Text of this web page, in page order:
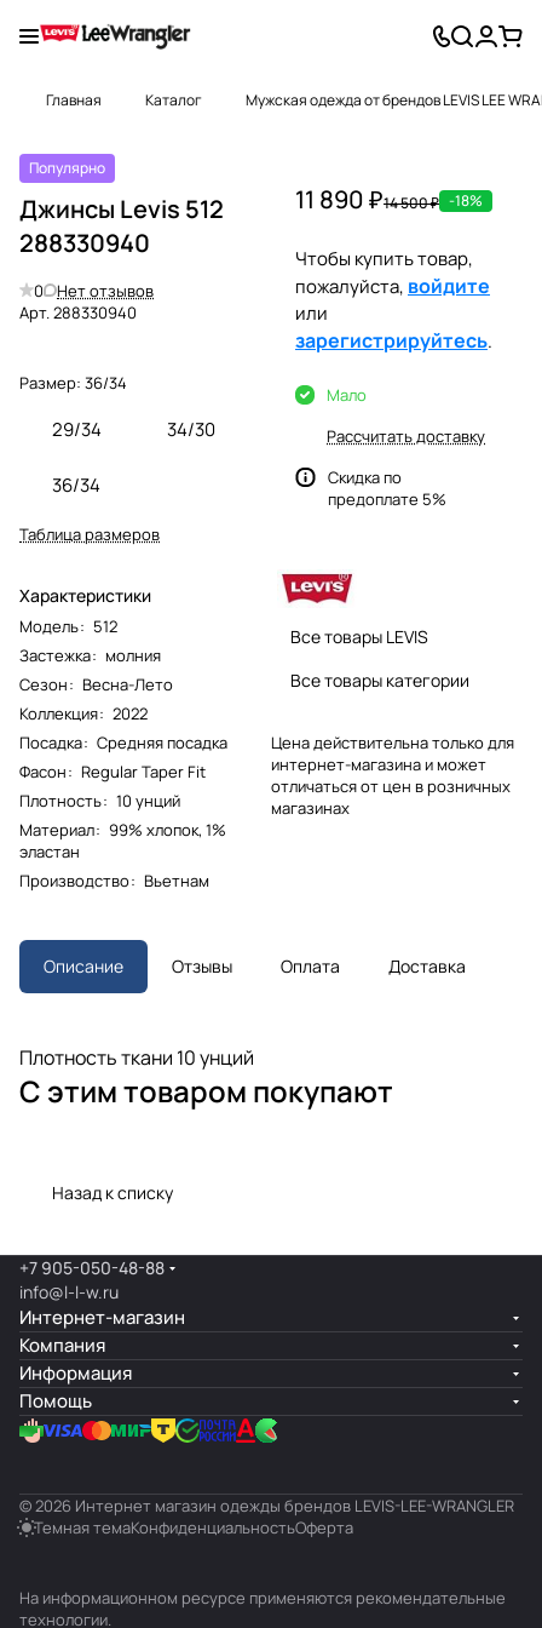
Главная Каталог Мужская одежда от брендов LEVIS LEE
Популярно
Джинсы Levis 512
288330940
0
Нет отзывов
Арт.288330940
Размер: 36/34
29/34 34/30
36/34
Таблица размеров
Характеристики
Модель: 512
Застежка: молния
Сезон: Весна-Лето
Коллекция: 2022
Посадка: Средняя посадка
Фасон: Regular Taper Fit
Плотность: 10 унций
Материал: 99% хлопок, 1%
эластан
Производство: Вьетнам
11 890 ₽14 500 ₽ -18%
Чтобы купить товар,
пожалуйста, войдите
или
зарегистрируйтесь.
Мало
Рассчитать доставку
Скидка по
предоплате 5%
Все товары LEVIS
Все товары категории
Цена действительна только для
интернет-магазина и может
отличаться от цен в розничных
магазинах
Описание Отзывы Оплата Доставка
Плотность ткани 10 унций
С этим товаром покупают
Назад к списку
+7 905-050-48-88
info@l-l-w.ru
Интернет-магазин
Компания
Информация
Помощь
© 2026 Интернет магазин одежды брендов LEVIS-LEE-WRANGLER
Темная темаКонфиденциальностьОферта
На информационном ресурсе применяются рекомендательные
технологии.